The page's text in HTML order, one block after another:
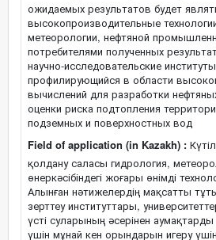
ожидаемых результатов будет
высокопроизводительные
метеорологии, нефтяной
потребителями полученных
научно-исследовательские
профилирующийся в области
вычислений для разработки
оценки риска подтопления
подземных и поверхностных вод
Field of application (in Kazakh) :
қолдану саласы гидрология,
өнеркәсібіндегі жоғары өнімді
Алынған нәтижелердің мақсатты
зерттеу институттары,
үсті суларының әсерінен аумақтарды
үшін мұнай кен орындарын игеру